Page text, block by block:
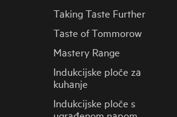
Taking Taste Further
Taste of Tommorow
Mastery Range
Indukcijske ploče za
kuhanje
Indukcijske ploče s